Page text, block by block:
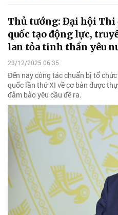
Thủ tướng: Đại hội Thi
quốc tạo động lực,
lan tỏa tinh thần yêu
23/12/2025 06:35
Đến nay công tác chuẩn bị tổ
quốc lần thứ XI về cơ bản được
đảm bảo yêu cầu đề ra.